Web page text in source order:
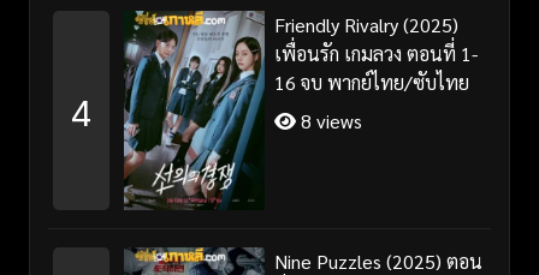
4
Friendly Rivalry (2025)
เพื่อนรัก เกมลวง ตอนที่ 1-
16 จบ พากย์ไทย/ซับไทย
8 views
Nine Puzzles (2025) ตอน